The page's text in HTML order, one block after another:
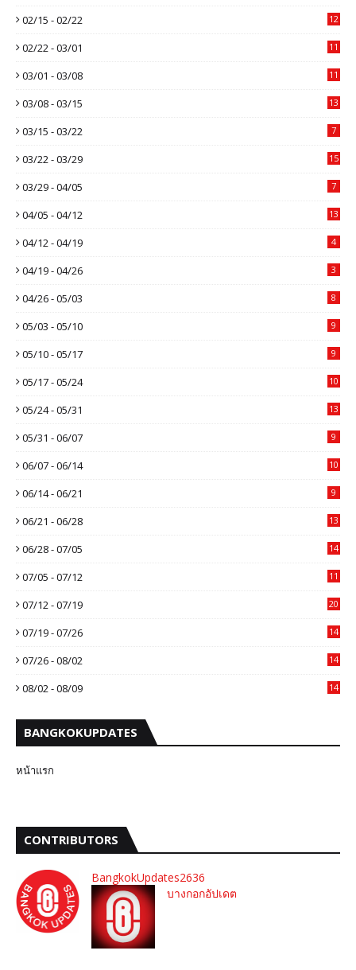
02/15 - 02/22 12
02/22 - 03/01 11
03/01 - 03/08 11
03/08 - 03/15 13
03/15 - 03/22 7
03/22 - 03/29 15
03/29 - 04/05 7
04/05 - 04/12 13
04/12 - 04/19 4
04/19 - 04/26 3
04/26 - 05/03 8
05/03 - 05/10 9
05/10 - 05/17 9
05/17 - 05/24 10
05/24 - 05/31 13
05/31 - 06/07 9
06/07 - 06/14 10
06/14 - 06/21 9
06/21 - 06/28 13
06/28 - 07/05 14
07/05 - 07/12 11
07/12 - 07/19 20
07/19 - 07/26 14
07/26 - 08/02 14
08/02 - 08/09 14
BANGKOKUPDATES
หน้าแรก
CONTRIBUTORS
BangkokUpdates2636
บางกอกอัปเดต